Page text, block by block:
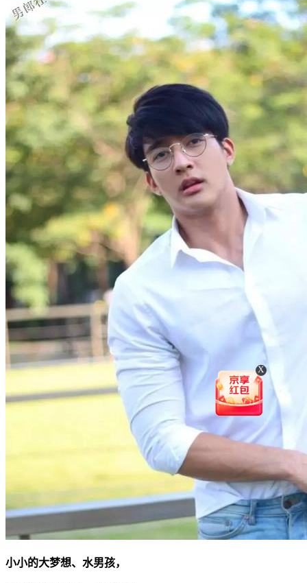
小小的大梦想、水男孩，
X